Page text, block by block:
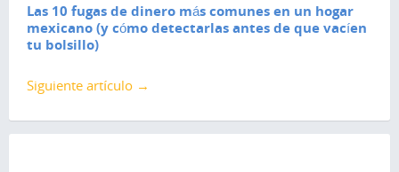
Las 10 fugas de dinero más comunes en un hogar
mexicano (y cómo detectarlas antes de que vacíen
tu bolsillo)
Siguiente artículo →